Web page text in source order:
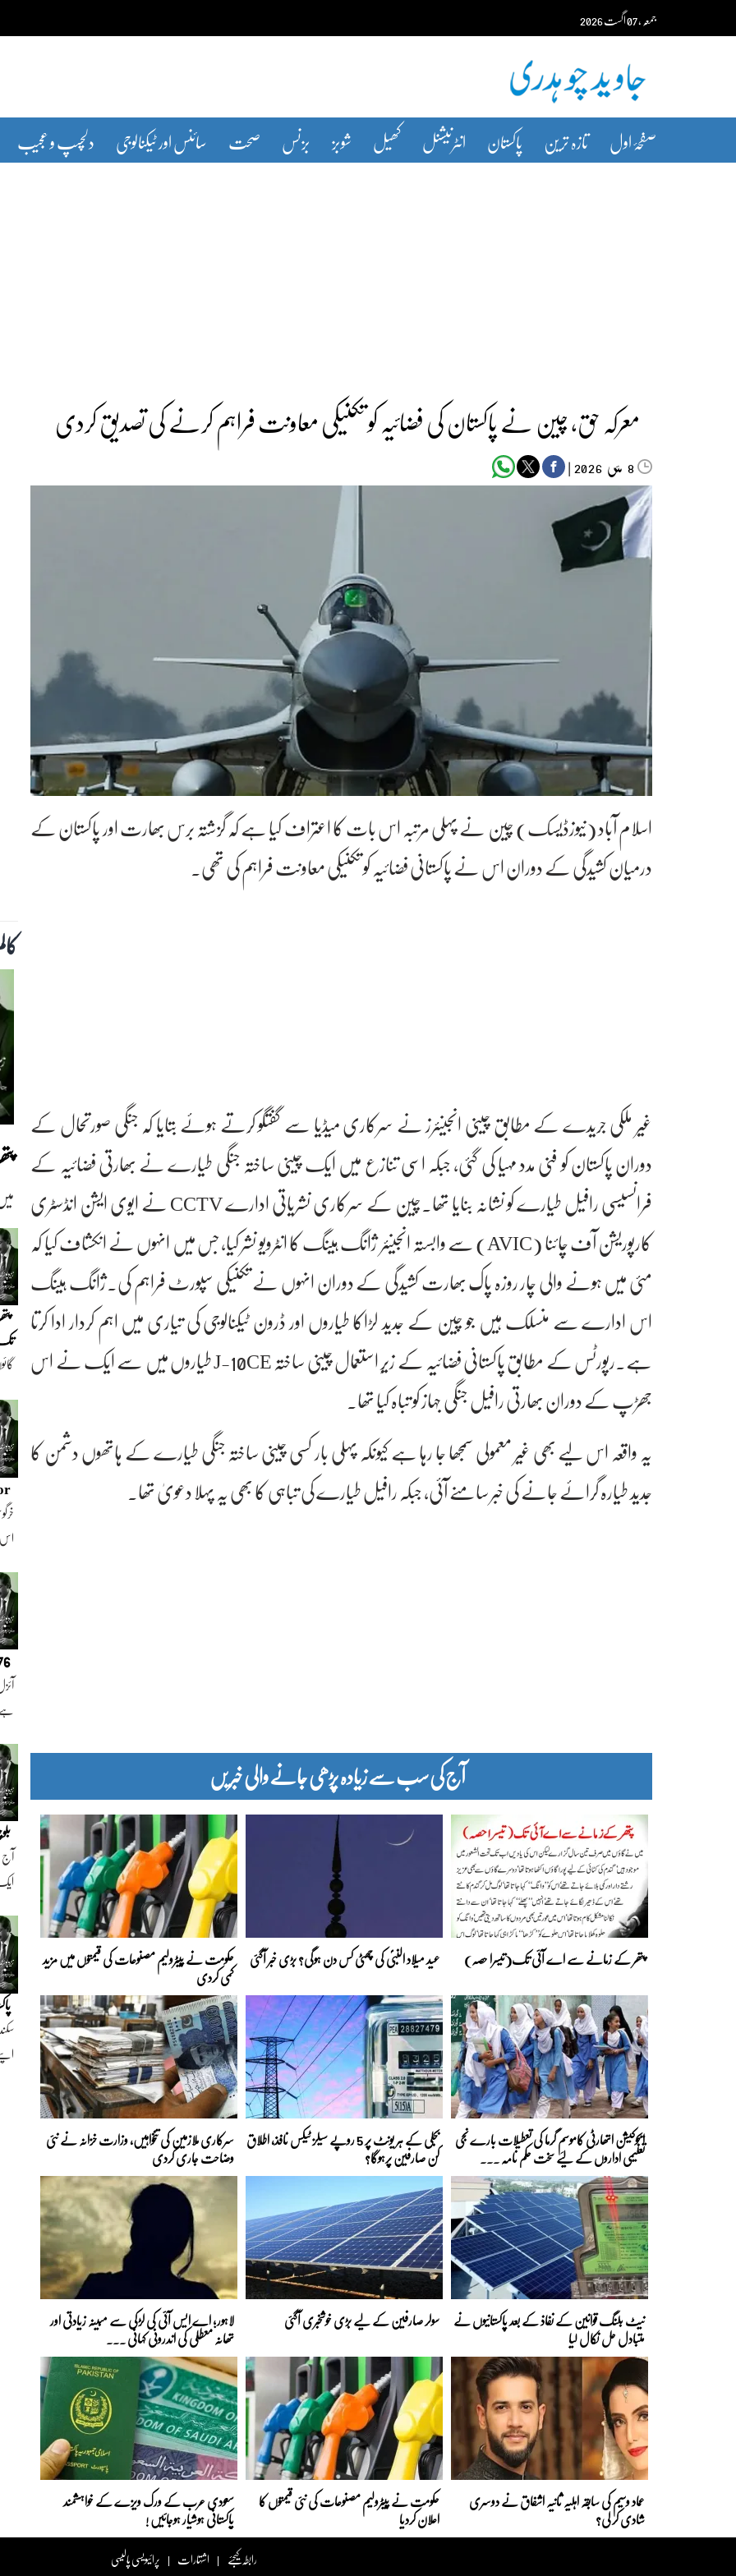
content جمعہ‬‮،07اگست‬‮2026
صفحۂ اول تازہ ترین پاکستان انٹرنیشنل کھیل شوبز بزنس صحت سائنس اور ٹیکنالوجی دلچسپ و عجیب
معرکہ حق، چین نے پاکستان کی فضائیہ کو تکنیکی معاونت فراہم کرنے کی تصدیق کردی
8مئی‬‮ |
اسلام آباد (نیوزڈیسک) چین نے پہلی مرتبہ اس بات کا اعتراف کیا ہے کہ گزشتہ برس بھارت اور پاکستان کے
درمیان کشیدگی کے دوران اس نے پاکستانی فضائیہ کو تکنیکی معاونت فراہم کی تھی۔
غیر ملکی جریدے کے مطابق چینی انجینئرز نے سرکاری میڈیا سے گفتگو کرتے ہوئے بتایا کہ جنگی صورتحال کے
دوران پاکستان کو فنی مدد مہیا کی گئی، جبکہ اسی تنازع میں ایک چینی ساختہ جنگی طیارے نے بھارتی فضائیہ کے
فرانسیسی رافیل طیارے کو نشانہ بنایا تھا۔چین کے سرکاری نشریاتی ادارے CCTV نے ایوی ایشن انڈسٹری
کارپوریشن آف چائنا (AVIC) سے وابستہ انجینئر ژانگ ہینگ کا انٹرویو نشر کیا، جس میں انہوں نے انکشاف کیا کہ
مئی میں ہونے والی چار روزہ پاک بھارت کشیدگی کے دوران انہوں نے تکنیکی سپورٹ فراہم کی۔ژانگ ہینگ
اس ادارے سے منسلک ہیں جو چین کے جدید لڑاکا طیاروں اور ڈرون ٹیکنالوجی کی تیاری میں اہم کردار ادا کرتا
ہے۔رپورٹس کے مطابق پاکستانی فضائیہ کے زیرِ استعمال چینی ساختہ J-10CE طیاروں میں سے ایک نے اس
جھڑپ کے دوران بھارتی رافیل جنگی جہاز کو تباہ کیا تھا۔
یہ واقعہ اس لیے بھی غیر معمولی سمجھا جا رہا ہے کیونکہ پہلی بار کسی چینی ساختہ جنگی طیارے کے ہاتھوں دشمن کا
جدید طیارہ گرائے جانے کی خبر سامنے آئی، جبکہ رافیل طیارے کی تباہی کا بھی یہ پہلا دعویٰ تھا۔
آج کی سب سے زیادہ پڑھی جانے والی خبریں
پتھر کے زمانے سے اے آئی تک(تیسرا حصہ) عید میلاد النبیؐ کی چھٹی کس دن ہوگی؟ بڑی خبر آگئی حکومت نے پیٹرولیم مصنوعات کی قیمتوں میں مزید
کمی کردی
ایجوکیشن اتھارٹی کاموسمِ گرما کی تعطیلات بارے نجی
تعلیمی اداروں کے لیے سخت حکم نامہ ...
بجلی کے ہر یونٹ پر 5 روپے سیلز ٹیکس نافذ، اطلاق
کن صارفین پرہوگا؟
سرکاری ملازمین کی تنخواہیں، وزارت خزانہ نے نئی
وضاحت جاری کردی
نیٹ بلنگ قوانین کے نفاذ کے بعد پاکستانیوں نے
متبادل حل نکال لیا
سولر صارفین کے لیے بڑی خوشخبری آگئی لاہور؛ اے ایس آئی کی لڑکی سے مبینہ زیادتی اور
تھانہ معطلی کی اندرونی کہانی ...
عماد وسیم کی سابقہ اہلیہ ثانیہ اشفاق نے دوسری
شادی کر لی؟
حکومت نے پیٹرولیم مصنوعات کی نئی قیمتوں کا
اعلان کردیا
سعودی عرب کے ورک ویزے کے خواہشمند
پاکستانی ہوشیار ہوجائیں !
رابطہ کیجئے | اشتہارات | پرائیویسی پالیسی